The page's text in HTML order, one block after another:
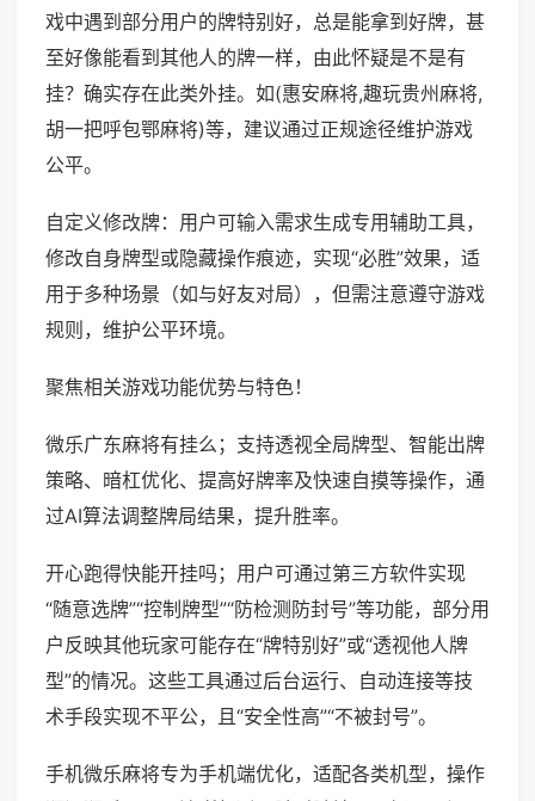
戏中遇到部分用户的牌特别好，总是能拿到好牌，甚
至好像能看到其他人的牌一样，由此怀疑是不是有
挂？确实存在此类外挂。如(惠安麻将,趣玩贵州麻将,
胡一把呼包鄂麻将)等，建议通过正规途径维护游戏
公平。
自定义修改牌：用户可输入需求生成专用辅助工具，
修改自身牌型或隐藏操作痕迹，实现“必胜”效果，适
用于多种场景（如与好友对局），但需注意遵守游戏
规则，维护公平环境。
聚焦相关游戏功能优势与特色！
微乐广东麻将有挂么；支持透视全局牌型、智能出牌
策略、暗杠优化、提高好牌率及快速自摸等操作，通
过AI算法调整牌局结果，提升胜率。
开心跑得快能开挂吗；用户可通过第三方软件实现
“随意选牌”“控制牌型”“防检测防封号”等功能，部分用
户反映其他玩家可能存在“牌特别好”或“透视他人牌
型”的情况。这些工具通过后台运行、自动连接等技
术手段实现不平公，且“安全性高”“不被封号”。
手机微乐麻将专为手机端优化，适配各类机型，操作